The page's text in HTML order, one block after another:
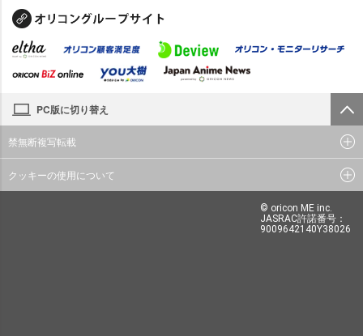
PC版に切り替え
禁無断複写転載
クッキーの使用について
© oricon ME inc.
JASRAC許諾番号：
9009642140Y38026